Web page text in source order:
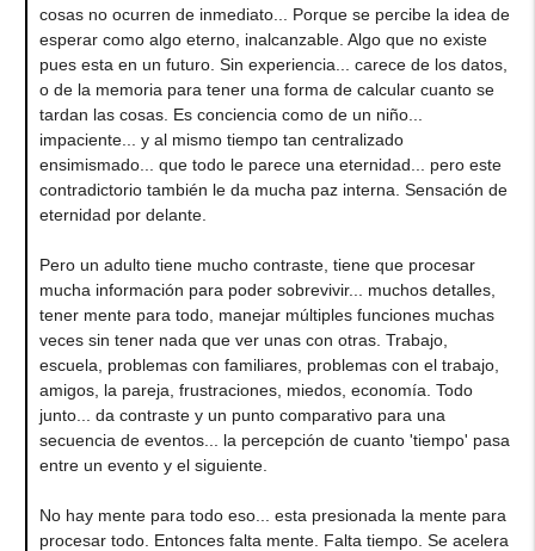
cosas no ocurren de inmediato... Porque se percibe la idea de
esperar como algo eterno, inalcanzable. Algo que no existe
pues esta en un futuro. Sin experiencia... carece de los datos,
o de la memoria para tener una forma de calcular cuanto se
tardan las cosas. Es conciencia como de un niño...
impaciente... y al mismo tiempo tan centralizado
ensimismado... que todo le parece una eternidad... pero este
contradictorio también le da mucha paz interna. Sensación de
eternidad por delante.
Pero un adulto tiene mucho contraste, tiene que procesar
mucha información para poder sobrevivir... muchos detalles,
tener mente para todo, manejar múltiples funciones muchas
veces sin tener nada que ver unas con otras. Trabajo,
escuela, problemas con familiares, problemas con el trabajo,
amigos, la pareja, frustraciones, miedos, economía. Todo
junto... da contraste y un punto comparativo para una
secuencia de eventos... la percepción de cuanto 'tiempo' pasa
entre un evento y el siguiente.
No hay mente para todo eso... esta presionada la mente para
procesar todo. Entonces falta mente. Falta tiempo. Se acelera